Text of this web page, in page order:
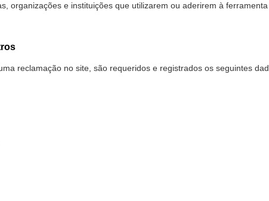
organizações e instituições que utilizarem ou aderirem à ferramenta
reclamação no site, são requeridos e registrados os seguintes